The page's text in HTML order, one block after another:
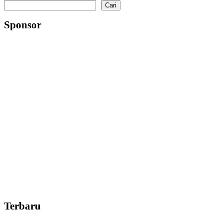
Cari
Sponsor
Terbaru